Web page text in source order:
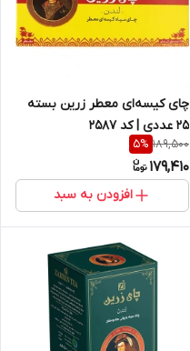
چای کیسه‌ای معطر زرین بسته
25 عددی | کد 2587
189,500
5%
179,410
افزودن به سبد